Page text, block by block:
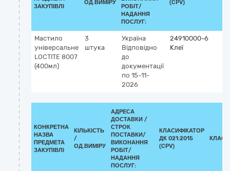
ЗАКУПІВЛІ
ОД.ВИМІРУ
РОБІТ/
НАДАННЯ
ПОСЛУГ:
(CPV)
Мастило
універсальне
LOCTITE 8007
(400мл)
3
штука
Україна
Відповідно
до
документації
по 15-11-
2026
24910000-6
Клеї
КОНКРЕТНА
НАЗВА
ПРЕДМЕТА
ЗАКУПІВЛІ
КІЛЬКІСТЬ
/
ОД.ВИМІРУ
АДРЕСА
ДОСТАВКИ /
СТРОК
ПОСТАВКИ/
ВИКОНАННЯ
РОБІТ/
НАДАННЯ
ПОСЛУГ:
КЛАСИФІКАТОР
ДК 021:2015
(CPV)